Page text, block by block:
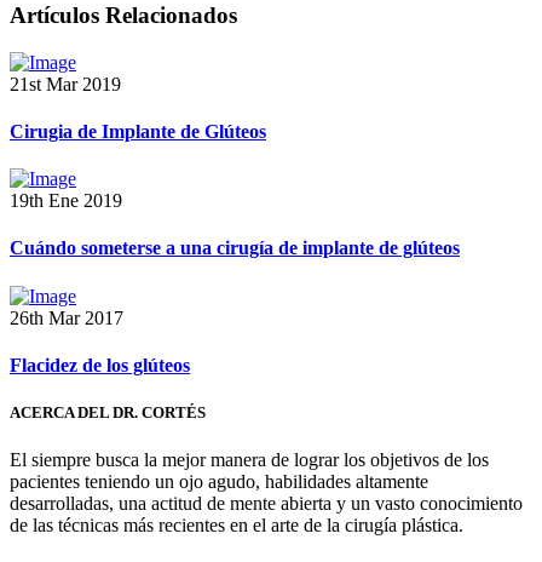
Artículos Relacionados
21st Mar 2019
Cirugia de Implante de Glúteos
19th Ene 2019
Cuándo someterse a una cirugía de implante de glúteos
26th Mar 2017
Flacidez de los glúteos
ACERCA DEL DR. CORTÉS
El siempre busca la mejor manera de lograr los objetivos de los
pacientes teniendo un ojo agudo, habilidades altamente
desarrolladas, una actitud de mente abierta y un vasto conocimiento
de las técnicas más recientes en el arte de la cirugía plástica.